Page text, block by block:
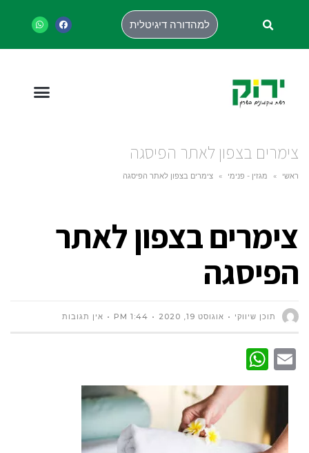
למהדורה דיגיטלית
צימרים בצפון לאתר הפיסגה
ראשי » מגזין - פנימי » צימרים בצפון לאתר הפיסגה
צימרים בצפון לאתר
הפיסגה
תוכן שיווקי אוגוסט 19, 2020 1:44 PM אין תגובות
Email